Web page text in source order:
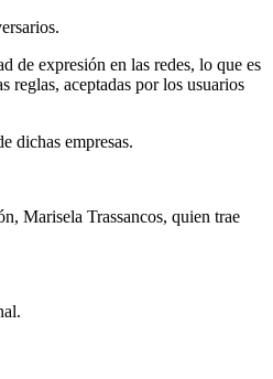
de expresión en las redes, lo que es
reglas, aceptadas por los usuarios
dichas empresas.
Marisela Trassancos, quien trae